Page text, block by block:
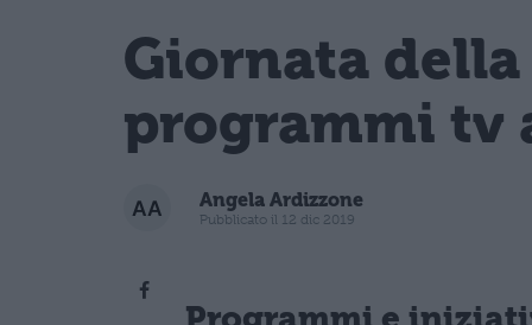
Giornata
programmi tv
Angela Ardizzone
Pubblicato il 12 dic 2019